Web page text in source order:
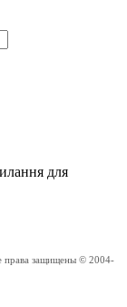
для
права защищены © 2004-